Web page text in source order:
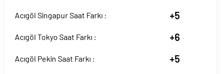
Acıgöl Singapur Saat Farkı : +5
Acıgöl Tokyo Saat Farkı : +6
Acıgöl Pekin Saat Farkı : +5